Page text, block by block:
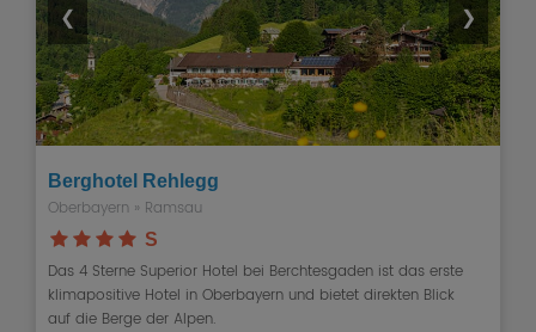
❮ ❯
Berghotel Rehlegg
Oberbayern » Ramsau
S
Das 4 Sterne Superior Hotel bei Berchtesgaden ist das erste
klimapositive Hotel in Oberbayern und bietet direkten Blick
auf die Berge der Alpen.